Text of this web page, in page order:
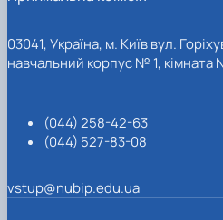
03041, Україна, м. Київ вул.
навчальний корпус № 1, кімната
(044) 258-42-63
(044) 527-83-08
vstup@nubip.edu.ua